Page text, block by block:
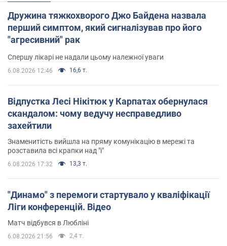
Дружина тяжкохворого Джо Байдена назвала
перший симптом, який сигналізував про його
"агресивний" рак
Спершу лікарі не надали цьому належної уваги
6.08.2026 12:46 16,6 т.
Відпустка Лесі Нікітюк у Карпатах обернулася
скандалом: чому ведучу несправедливо
захейтили
Знаменитість вийшла на пряму комунікацію в мережі та
розставила всі крапки над "і"
6.08.2026 17:32 13,3 т.
"Динамо" з перемоги стартувало у кваліфікації
Ліги конференцій. Відео
Матч відбувся в Любліні
6.08.2026 21:56 2,4 т.